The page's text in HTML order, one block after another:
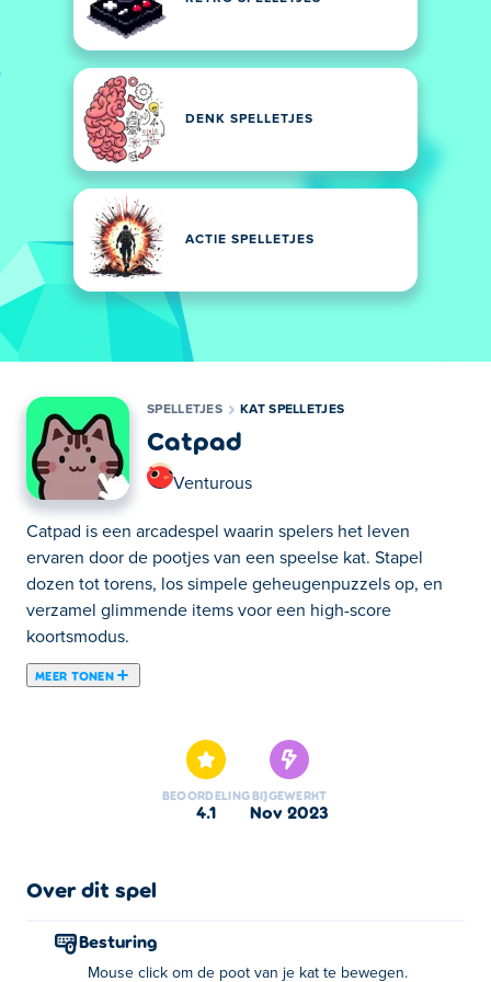
DENK SPELLETJES
ACTIE SPELLETJES
SPELLETJES KAT SPELLETJES
Catpad
Venturous
Catpad is een arcadespel waarin spelers het leven
ervaren door de pootjes van een speelse kat. Stapel
dozen tot torens, los simpele geheugenpuzzels op, en
verzamel glimmende items voor een high-score
koortsmodus.
MEER TONEN
memory spelen en soms zelfs met hoge snelheid
autorijden. Terwijl je speelt, verschijnen er glimmende
power-upballen. Als u genoeg van deze ballen raakt,
scoren. Dit kan je helpen nieuwe highscores te behalen
behalen, ontgrendel je nieuwe items waarmee je het
huis van je kat kunt versieren! Er zijn meer dan zes
BEOORDELING
4.1
BIJGEWERKT
nov 2023
Over dit spel
Besturing
Mouse click om de poot van je kat te bewegen.